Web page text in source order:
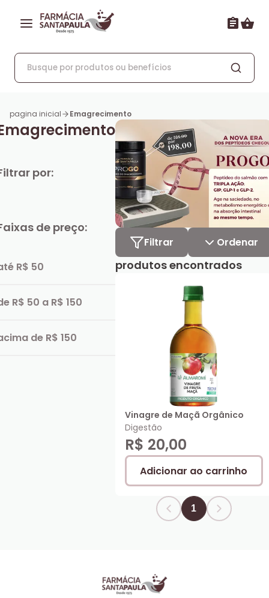
pagina inicial Emagrecimento
por:
de preço:
R$ 50
R$ 50 a R$ 150
de R$ 150
produtos encontrados
Filtrar Ordenar
Vinagre de Maçã Orgânico
Digestão
R$ 20,00
Adicionar ao carrinho
1